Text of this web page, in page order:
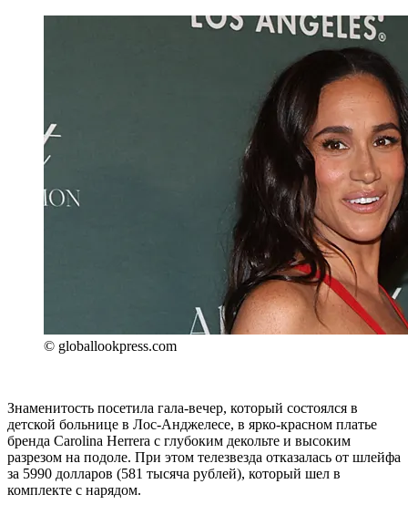
© globallookpress.com
Знаменитость посетила гала-вечер, который состоялся в
детской больнице в Лос-Анджелесе, в ярко-красном платье
бренда Carolina Herrera с глубоким декольте и высоким
разрезом на подоле. При этом телезвезда отказалась от шлейфа
за 5990 долларов (581 тысяча рублей), который шел в
комплекте с нарядом.